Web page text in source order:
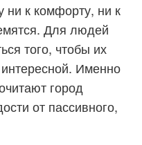
ни к комфорту, ни к
Для людей
того, чтобы их
Именно
город
от пассивного,